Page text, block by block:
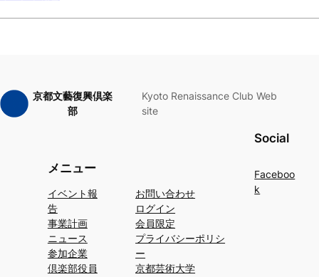
京都文藝復興倶楽
部
Kyoto Renaissance Club Web
site
メニュー
イベント報
告
事業計画
ニュース
参加企業
倶楽部役員
お問い合わせ
ログイン
会員限定
プライバシーポリシ
ー
京都芸術大学
Social
Faceboo
k